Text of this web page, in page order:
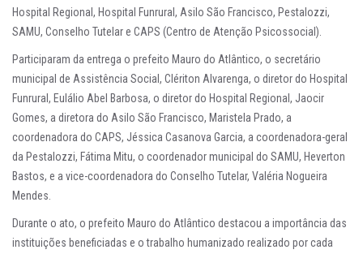
Hospital Regional, Hospital Funrural, Asilo São Francisco, Pestalozzi,
SAMU, Conselho Tutelar e CAPS (Centro de Atenção Psicossocial).
Participaram da entrega o prefeito Mauro do Atlântico, o secretário
municipal de Assistência Social, Clériton Alvarenga, o diretor do Hospital
Funrural, Eulálio Abel Barbosa, o diretor do Hospital Regional, Jaocir
Gomes, a diretora do Asilo São Francisco, Maristela Prado, a
coordenadora do CAPS, Jéssica Casanova Garcia, a coordenadora-geral
da Pestalozzi, Fátima Mitu, o coordenador municipal do SAMU, Heverton
Bastos, e a vice-coordenadora do Conselho Tutelar, Valéria Nogueira
Mendes.
Durante o ato, o prefeito Mauro do Atlântico destacou a importância das
instituições beneficiadas e o trabalho humanizado realizado por cada